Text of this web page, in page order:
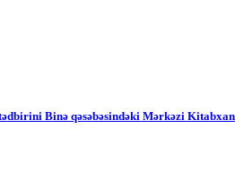
Binə qəsəbəsindəki Mərkəzi